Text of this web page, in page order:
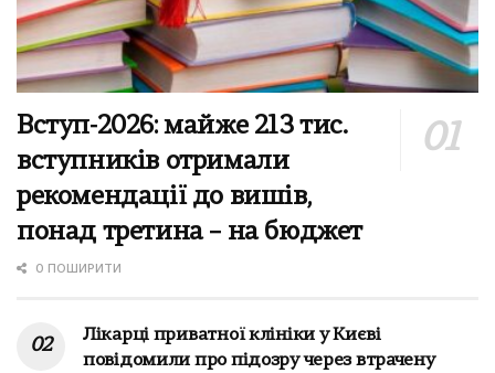
Вступ-2026: майже 213 тис.
вступників отримали
рекомендації до вишів,
понад третина – на бюджет
0 ПОШИРИТИ
Лікарці приватної клініки у Києві
повідомили про підозру через втрачену